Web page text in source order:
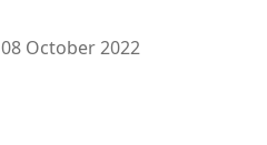
08 October 2022